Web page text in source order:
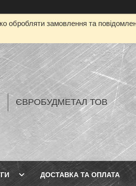
обробляти замовлення та
ЄВРОБУДМЕТАЛ ТОВ
ДОСТАВКА ТА ОПЛАТА